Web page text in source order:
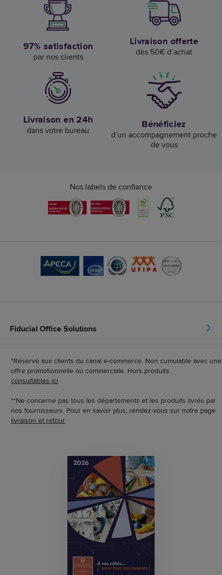
97% satisfaction
par nos clients
Livraison offerte
dès 50€ d’achat
Livraison en 24h
dans votre bureau Bénéficiez
d’un accompagnement proche
de vous
Nos labels de confiance
Fiducial Office Solutions
*Réservé aux clients du canal e-commerce. Non cumulable avec une
offre promotionnelle ou commerciale. Hors produits
consultables ici
**Ne concerne pas tous les départements et les produits livrés par
nos fournisseurs. Pour en savoir plus, rendez-vous sur notre page
livraison et retour